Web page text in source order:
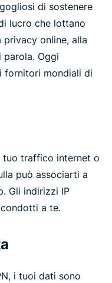
di sostenere
lucro che lottano
online, alla
parola. Oggi
fornitori mondiali di
tuo traffico internet o
può associarti a
Gli indirizzi IP
a te.
i tuoi dati sono